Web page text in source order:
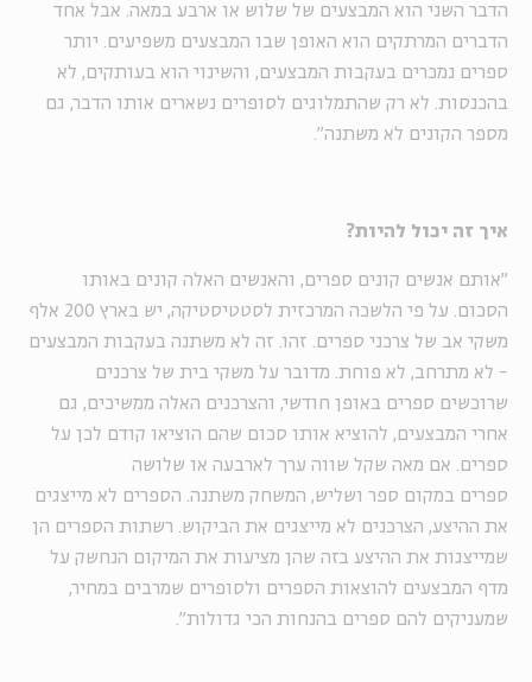
הדבר השני הוא המבצעים של שלוש או ארבע במאה. אבל אחד
הדברים המרתקים הוא האופן שבו המבצעים משפיעים. יותר
ספרים נמכרים בעקבות המבצעים, והשינוי הוא בעותקים, לא
בהכנסות. לא רק שהתמלוגים לסופרים נשארים אותו הדבר, גם
מספר הקונים לא משתנה".
איך זה יכול להיות?
"אותם אנשים קונים ספרים, והאנשים האלה קונים באותו
הסכום. על פי הלשכה המרכזית לסטטיסטיקה, יש בארץ 200 אלף
משקי אב של צרכני ספרים. זהו. זה לא משתנה בעקבות המבצעים
- לא מתרחב, לא פוחת. מדובר על משקי בית של צרכנים
שרוכשים ספרים באופן חודשי, והצרכנים האלה ממשיכים, גם
אחרי המבצעים, להוציא אותו סכום שהם הוציאו קודם לכן על
ספרים. אם מאה שקל שווה ערך לארבעה או שלושה
ספרים במקום ספר ושליש, המשחק משתנה. הספרים לא מייצגים
את ההיצע, הצרכנים לא מייצגים את הביקוש. רשתות הספרים הן
שמייצגות את ההיצע בזה שהן מציעות את המיקום הנחשק על
מדף המבצעים להוצאות הספרים ולסופרים שמרבים במחיר,
שמעניקים להם ספרים בהנחות הכי גדולות".